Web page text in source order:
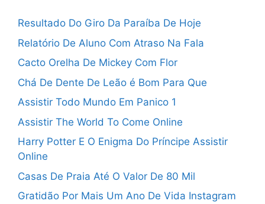
Resultado Do Giro Da Paraíba De Hoje
Relatório De Aluno Com Atraso Na Fala
Cacto Orelha De Mickey Com Flor
Chá De Dente De Leão é Bom Para Que
Assistir Todo Mundo Em Panico 1
Assistir The World To Come Online
Harry Potter E O Enigma Do Príncipe Assistir
Online
Casas De Praia Até O Valor De 80 Mil
Gratidão Por Mais Um Ano De Vida Instagram